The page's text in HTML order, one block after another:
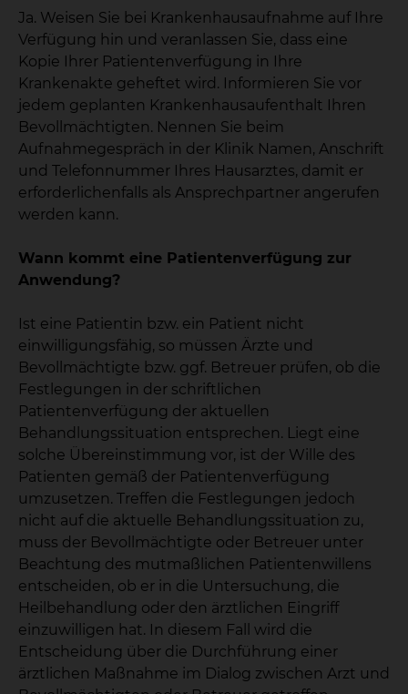
Ja. Weisen Sie bei Krankenhausaufnahme auf Ihre
Verfügung hin und veranlassen Sie, dass eine
Kopie Ihrer Patientenverfügung in Ihre
Krankenakte geheftet wird. Informieren Sie vor
jedem geplanten Krankenhausaufenthalt Ihren
Bevollmächtigten. Nennen Sie beim
Aufnahmegespräch in der Klinik Namen, Anschrift
und Telefonnummer Ihres Hausarztes, damit er
erforderlichenfalls als Ansprechpartner angerufen
werden kann.
Wann kommt eine Patientenverfügung zur
Anwendung?
Ist eine Patientin bzw. ein Patient nicht
einwilligungsfähig, so müssen Ärzte und
Bevollmächtigte bzw. ggf. Betreuer prüfen, ob die
Festlegungen in der schriftlichen
Patientenverfügung der aktuellen
Behandlungssituation entsprechen. Liegt eine
solche Übereinstimmung vor, ist der Wille des
Patienten gemäß der Patientenverfügung
umzusetzen. Treffen die Festlegungen jedoch
nicht auf die aktuelle Behandlungssituation zu,
muss der Bevollmächtigte oder Betreuer unter
Beachtung des mutmaßlichen Patientenwillens
entscheiden, ob er in die Untersuchung, die
Heilbehandlung oder den ärztlichen Eingriff
einzuwilligen hat. In diesem Fall wird die
Entscheidung über die Durchführung einer
ärztlichen Maßnahme im Dialog zwischen Arzt und